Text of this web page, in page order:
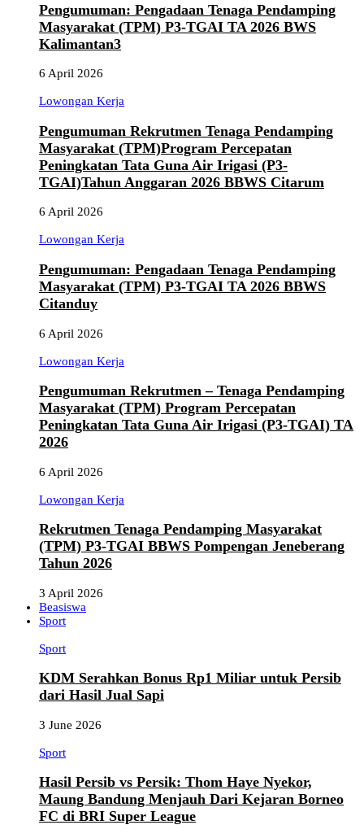
Pengumuman: Pengadaan Tenaga Pendamping
Masyarakat (TPM) P3-TGAI TA 2026 BWS
Kalimantan3
6 April 2026
Lowongan Kerja
Pengumuman Rekrutmen Tenaga Pendamping
Masyarakat (TPM)Program Percepatan
Peningkatan Tata Guna Air Irigasi (P3-
TGAI)Tahun Anggaran 2026 BBWS Citarum
6 April 2026
Lowongan Kerja
Pengumuman: Pengadaan Tenaga Pendamping
Masyarakat (TPM) P3-TGAI TA 2026 BBWS
Citanduy
6 April 2026
Lowongan Kerja
Pengumuman Rekrutmen – Tenaga Pendamping
Masyarakat (TPM) Program Percepatan
Peningkatan Tata Guna Air Irigasi (P3-TGAI) TA
2026
6 April 2026
Lowongan Kerja
Rekrutmen Tenaga Pendamping Masyarakat
(TPM) P3-TGAI BBWS Pompengan Jeneberang
Tahun 2026
3 April 2026
Beasiswa
Sport
Sport
KDM Serahkan Bonus Rp1 Miliar untuk Persib
dari Hasil Jual Sapi
3 June 2026
Sport
Hasil Persib vs Persik: Thom Haye Nyekor,
Maung Bandung Menjauh Dari Kejaran Borneo
FC di BRI Super League